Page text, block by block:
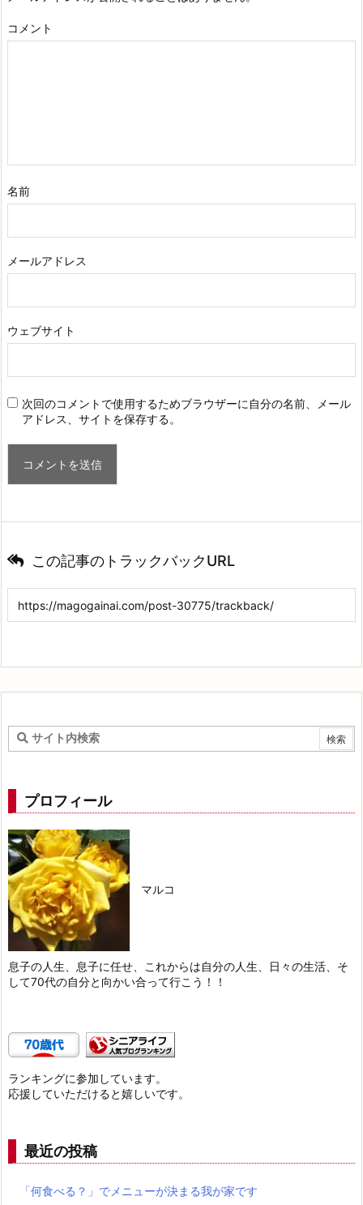
コメント
名前
メールアドレス
ウェブサイト
次回のコメントで使用するためブラウザーに自分の名前、メール
アドレス、サイトを保存する。
この記事のトラックバックURL
プロフィール
マルコ
息子の人生、息子に任せ、これからは自分の人生、日々の生活、そ
して70代の自分と向かい合って行こう！！
ランキングに参加しています。
応援していただけると嬉しいです。
最近の投稿
「何食べる？」でメニューが決まる我が家です